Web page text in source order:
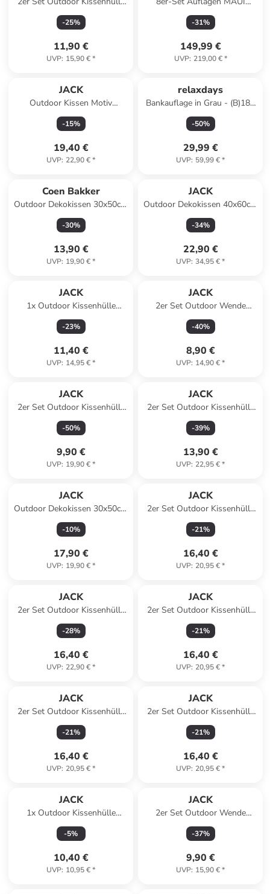
30x50cm in Rot
-25%
11,90 €
UVP: 15,90 €*
PREMIUM in Grau
-31%
149,99 €
UVP: 219,00 €*
JACK
Outdoor Kissen Motiv
30x50cm Vintage Flowers in
Grau
-15%
19,40 €
UVP: 22,90 €*
relaxdays
Bankauflage in Grau - (B)180
x (H)7 x (T)50 cm
-50%
29,99 €
UVP: 59,99 €*
Coen Bakker
Outdoor Dekokissen 30x50cm
inkl. Füllung in Orange
-30%
13,90 €
UVP: 19,90 €*
JACK
Outdoor Dekokissen 40x60cm
inkl. XXL Füllung in Taupe
-34%
22,90 €
UVP: 34,95 €*
JACK
1x Outdoor Kissenhülle
60x60cm Uni in Bordeaux
-23%
11,40 €
UVP: 14,95 €*
JACK
2er Set Outdoor Wende
Kissenhülle 45x45cm in
Grau/Grün
-40%
8,90 €
UVP: 14,90 €*
JACK
2er Set Outdoor Kissenhülle
40x60cm in Grün
-50%
9,90 €
UVP: 19,90 €*
JACK
2er Set Outdoor Kissenhülle
30x50cm Motiv in Linear
Petrol
-39%
13,90 €
UVP: 22,95 €*
JACK
Outdoor Dekokissen 30x50cm
inkl. Füllung in Terra
-10%
17,90 €
UVP: 19,90 €*
JACK
2er Set Outdoor Kissenhülle
30x50cm Uni in Blaugrau
-21%
16,40 €
UVP: 20,95 €*
JACK
2er Set Outdoor Kissenhülle
40x60cm Uni in Anthrazit
-28%
16,40 €
UVP: 22,90 €*
JACK
2er Set Outdoor Kissenhülle
30x50cm Uni in Taupe
-21%
16,40 €
UVP: 20,95 €*
JACK
2er Set Outdoor Kissenhülle
30x50cm Uni in Flieder
-21%
16,40 €
UVP: 20,95 €*
JACK
2er Set Outdoor Kissenhülle
30x50cm Uni in Oliv
-21%
16,40 €
UVP: 20,95 €*
JACK
1x Outdoor Kissenhülle
30x50cm Uni in Silber
-5%
10,40 €
UVP: 10,95 €*
JACK
2er Set Outdoor Wende
Kissenhülle 30x50cm in
Dunkelgrün/Grün
-37%
9,90 €
UVP: 15,90 €*